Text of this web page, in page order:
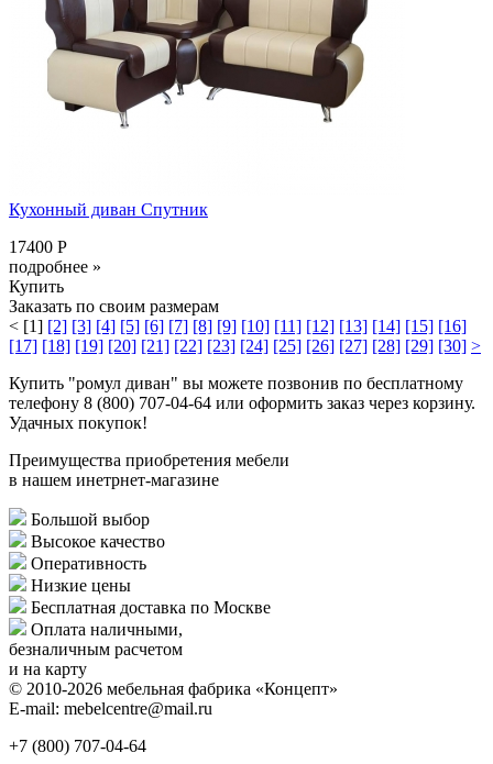
Кухонный диван Спутник
17400 Р
подробнее »
Купить
Заказать по своим размерам
< [1] [2] [3] [4] [5] [6] [7] [8] [9] [10] [11] [12] [13] [14] [15] [16]
[17] [18] [19] [20] [21] [22] [23] [24] [25] [26] [27] [28] [29] [30] >
Купить "ромул диван" вы можете позвонив по бесплатному
телефону 8 (800) 707-04-64 или оформить заказ через корзину.
Удачных покупок!
Преимущества приобретения мебели
в нашем инетрнет-магазине
Большой выбор
Высокое качество
Оперативность
Низкие цены
Бесплатная доставка по Москве
Оплата наличными,
безналичным расчетом
и на карту
© 2010-2026 мебельная фабрика «Концепт»
E-mail: mebelcentre@mail.ru
+7 (800) 707-04-64